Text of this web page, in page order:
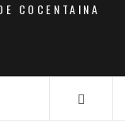
COCENTAINA